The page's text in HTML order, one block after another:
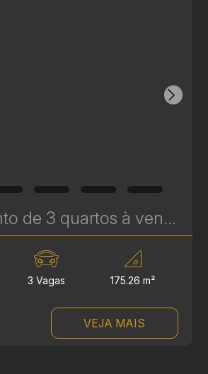
Apartamento de 3 quartos à venda no Água Verde - 3 Vagas e Hall Privativo - 175 m² | Ref. 570
3 Vagas 175.26 m²
VEJA MAIS